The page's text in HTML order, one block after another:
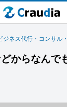
ジネス代行・コンサル
からなんで